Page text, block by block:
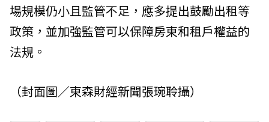
場規模仍小且監管不足，應多提出鼓勵出租等
政策，並加強監管可以保障房東和租戶權益的
法規。
（封面圖／東森財經新聞張琬聆攝）